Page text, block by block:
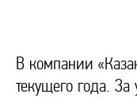
В компании
текущего года.